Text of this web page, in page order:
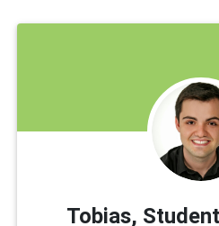
Tobias,